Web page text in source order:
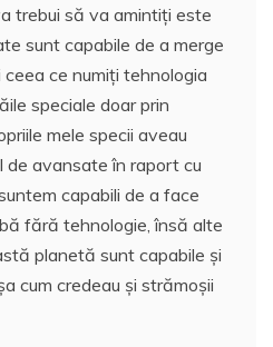
trebui să va amintiți este
sunt capabile de a merge
ceea ce numiți tehnologia
speciale doar prin
mele specii aveau
avansate în raport cu
capabili de a face
fără tehnologie, însă alte
planetă sunt capabile și
cum credeau și strămoșii